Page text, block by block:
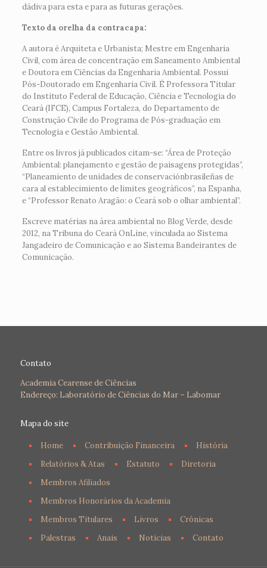
dádiva para esta e para as futuras gerações.
Texto da orelha da contracapa:
A autora é Arquiteta e Urbanista; Mestre em Engenharia
Civil, com área de concentração em Saneamento Ambiental
e Doutora em Ciências da Engenharia Ambiental. Possui
Pós-Doutorado em Engenharia Civil. É Professora Titular
do Instituto Federal de Educação, Ciência e Tecnologia do
Ceará (IFCE), Campus Fortaleza, do Departamento de
Construção Civile do Programa de Pós-graduação em
Tecnologia e Gestão Ambiental.
Entre os livros já publicados citam-se: “Área de Proteção
Ambiental: planejamento e gestão de paisagens protegidas”,
“Planeamiento de unidades de conservaciónbrasileñas de
cara al establecimiento de limites geográficos”, na Espanha,
e “Professor Renato Aragão: o Ceará sob o olhar ambiental”.
Escreve matérias na área ambiental no Blog Verde, desde
2012, na Tribuna do Ceará OnLine, vinculada ao Sistema
Jangadeiro de Comunicação e ao Sistema Bandeirantes de
Comunicação.
Contato
Academia Cearense de Ciências
Endereço: Laboratório de Ciências do Mar – Labomar
Mapa do site
Home Contribuição Financeira
História
Relatórios & Atas
Estatuto
Diretoria
Membros Afiliados
Membros Honorários da Academia
Membros Titulares
Livros
Crônicas
Palestras
Anais Notícias Contato